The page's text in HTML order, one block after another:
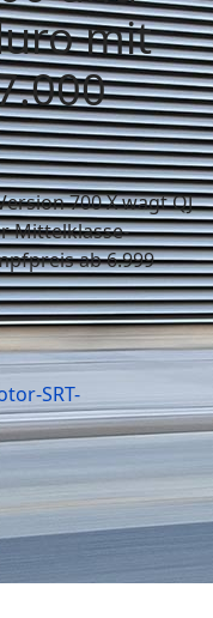
mit
700 X wagt QJ
Mittelklasse-
ab 6.999